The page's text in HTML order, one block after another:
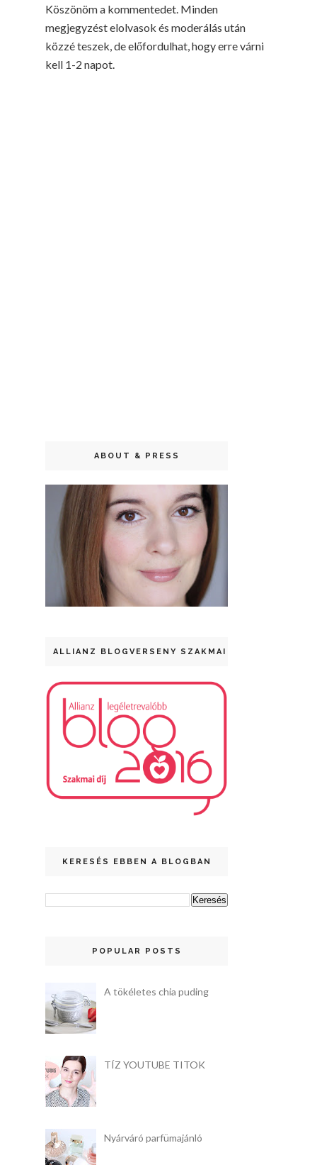
Köszönöm a kommentedet. Minden
megjegyzést elolvasok és moderálás után
közzé teszek, de előfordulhat, hogy erre várni
kell 1-2 napot.
ABOUT & PRESS
ALLIANZ BLOGVERSENY SZAKMAI DÍJ
KERESÉS EBBEN A BLOGBAN
POPULAR POSTS
A tökéletes chia puding
TÍZ YOUTUBE TITOK
Nyárváró parfümajánló